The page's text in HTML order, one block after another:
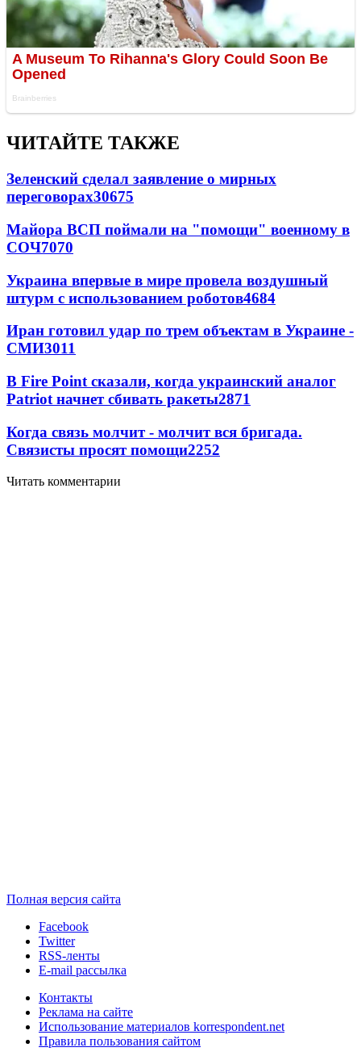
ЧИТАЙТЕ ТАКЖЕ
Зеленский сделал заявление о мирных
переговорах30675
Майора ВСП поймали на "помощи" военному в
СОЧ7070
Украина впервые в мире провела воздушный
штурм с использованием роботов4684
Иран готовил удар по трем объектам в Украине -
СМИ3011
В Fire Point сказали, когда украинский аналог
Patriot начнет сбивать ракеты2871
Когда связь молчит - молчит вся бригада.
Связисты просят помощи2252
Читать комментарии
Полная версия сайта
Facebook
Twitter
RSS-ленты
E-mail рассылка
Контакты
Реклама на сайте
Использование материалов korrespondent.net
Правила пользования сайтом